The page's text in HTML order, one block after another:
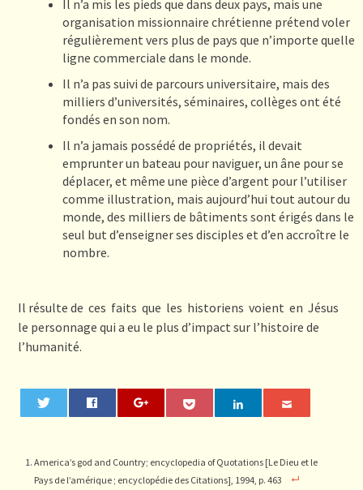
Il n’a mis les pieds que dans deux pays, mais une
organisation missionnaire chrétienne prétend voler
régulièrement vers plus de pays que n’importe quelle
ligne commerciale dans le monde.
Il n’a pas suivi de parcours universitaire, mais des
milliers d’universités, séminaires, collèges ont été
fondés en son nom.
Il n’a jamais possédé de propriétés, il devait
emprunter un bateau pour naviguer, un âne pour se
déplacer, et même une pièce d’argent pour l’utiliser
comme illustration, mais aujourd’hui tout autour du
monde, des milliers de bâtiments sont érigés dans le
seul but d’enseigner ses disciples et d’en accroître le
nombre.
Il résulte de ces faits que les historiens voient en Jésus
le personnage qui a eu le plus d’impact sur l’histoire de
l’humanité.
America’s god and Country; encyclopedia of Quotations [Le Dieu et le
Pays de l’amérique ; encyclopédie des Citations], 1994, p. 463